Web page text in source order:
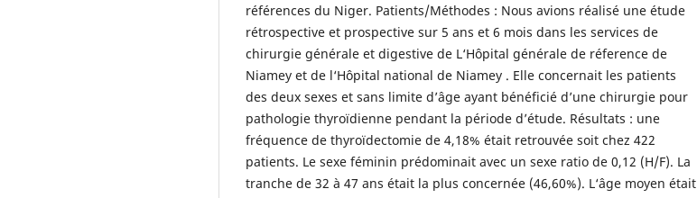
références du Niger. Patients/Méthodes : Nous avions réalisé une étude
rétrospective et prospective sur 5 ans et 6 mois dans les services de
chirurgie générale et digestive de L‘Hôpital générale de réference de
Niamey et de l‘Hôpital national de Niamey . Elle concernait les patients
des deux sexes et sans limite d’âge ayant bénéficié d’une chirurgie pour
pathologie thyroïdienne pendant la période d’étude. Résultats : une
fréquence de thyroïdectomie de 4,18% était retrouvée soit chez 422
patients. Le sexe féminin prédominait avec un sexe ratio de 0,12 (H/F). La
tranche de 32 à 47 ans était la plus concernée (46,60%). L‘âge moyen était